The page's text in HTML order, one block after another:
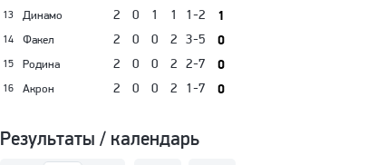
13 Динамо 2 0 1 1 1-2 1
14 Факел 2 0 0 2 3-5 0
15 Родина 2 0 0 2 2-7 0
16 Акрон 2 0 0 2 1-7 0
Результаты / календарь